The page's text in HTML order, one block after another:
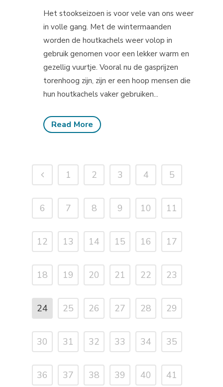
Het stookseizoen is voor vele van ons weer
in volle gang. Met de wintermaanden
worden de houtkachels weer volop in
gebruik genomen voor een lekker warm en
gezellig vuurtje. Vooral nu de gasprijzen
torenhoog zijn, zijn er een hoop mensen die
hun houtkachels vaker gebruiken...
Read More
1 2 3 4 5
6 7 8 9 10 11
12 13 14 15 16 17
18 19 20 21 22 23
24 25 26 27 28 29
30 31 32 33 34 35
36 37 38 39 40 41